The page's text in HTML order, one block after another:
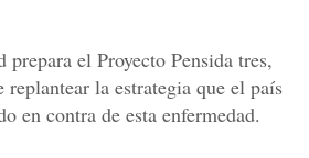
prepara el Proyecto Pensida tres,
replantear la estrategia que el país
en contra de esta enfermedad.